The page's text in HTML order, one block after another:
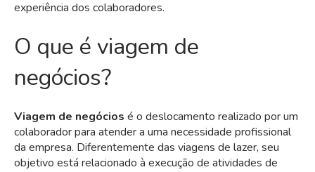
experiência dos colaboradores.
O que é viagem de
negócios?
Viagem de negócios é o deslocamento realizado por um
colaborador para atender a uma necessidade profissional
da empresa. Diferentemente das viagens de lazer, seu
objetivo está relacionado à execução de atividades de